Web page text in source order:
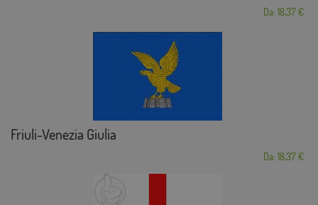
Da: 18,37 €
Friuli-Venezia Giulia
Da: 18,37 €